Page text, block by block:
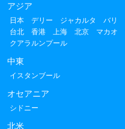
アジア
日本 デリー ジャカルタ バリ
台北
香港 上海 北京 マカオ
クアラルンプール
中東
イスタンブール
オセアニア
シドニー
北米